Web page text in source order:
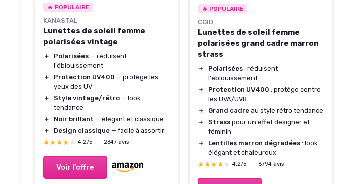
🔥 POPULAIRE
KANASTAL
Lunettes de soleil femme
polarisées vintage
＋ Polarisées — réduisent
l'éblouissement
＋
Protection UV400 — protège les
yeux des UV
＋
Style vintage/rétro — look
tendance
＋
Noir brillant — élégant et classique
＋
Design classique — facile à assortir
★★★★★
★★★★★ 4,2/5 — 2347 avis
Voir l'offre
🔥 POPULAIRE
CGID
Lunettes de soleil femme
polarisées grand cadre marron
strass
＋ Polarisées : réduisent
l'éblouissement
＋
Protection UV400 : protège contre
les UVA/UVB
＋
Grand cadre au style rétro tendance
＋
Strass pour un effet designer et
féminin
＋
Lentilles marron dégradées : look
élégant et chaleureux
★★★★★
★★★★★ 4,2/5 — 6794 avis